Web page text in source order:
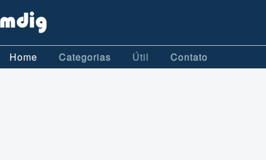
Home Categorias Útil Contato